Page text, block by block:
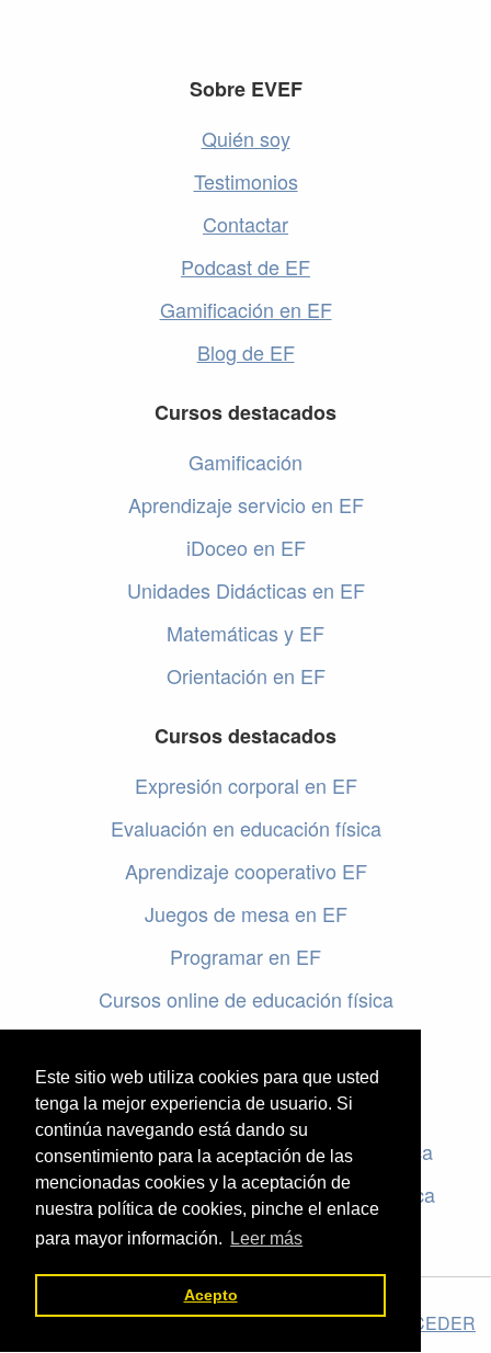
Este sitio web utiliza cookies para que usted
tenga la mejor experiencia de usuario. Si
continúa navegando está dando su
consentimiento para la aceptación de las
mencionadas cookies y la aceptación de
nuestra política de cookies, pinche el enlace
para mayor información.
Leer más
Acepto
Sobre EVEF
Quién soy
Testimonios
Contactar
Podcast de EF
Gamificación en EF
Blog de EF
Cursos destacados
Gamificación
Aprendizaje servicio en EF
iDoceo en EF
Unidades Didácticas en EF
Matemáticas y EF
Orientación en EF
Cursos destacados
Expresión corporal en EF
Evaluación en educación física
Aprendizaje cooperativo EF
Juegos de mesa en EF
Programar en EF
Cursos online de educación física
Evaluación en educación física
Criterios de evaluación en educación física
Rúbricas de evaluación en educación física
El valor de la Educación Física © 2026 ·Legal| ACCEDER